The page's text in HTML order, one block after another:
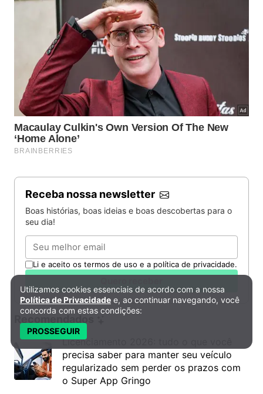
Receba nossa newsletter
Boas histórias, boas ideias e boas descobertas para o
seu dia!
Email
Li e aceito os termos de uso e a política de privacidade.
Licenciamento 2026: tudo o que você
precisa saber para manter seu veículo
regularizado sem perder os prazos com
o Super App Gringo
Política de Privacidade e Cookies
Utilizamos cookies essenciais de acordo com a nossa
Política de Privacidade e, ao continuar navegando, você
concorda com estas condições:
PROSSEGUIR